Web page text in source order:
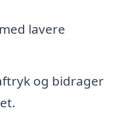
lavere
og bidrager